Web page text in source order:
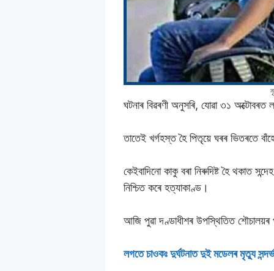
ঘটনাৰ বিৱৰণী অনুসৰি, যোৱা ৩১ অক্টোবৰত
তাতেই খৰ্গহস্ত হৈ পিতৃয়ে ঘৰৰ ভিতৰতে
কেইবাদিনো কাকু বৰা নিৰুদিষ্ট হৈ থকাত
নিশ্চিত কৰে হত্যাকাণ্ড।
আজি পুৱা দণ্ডাধীশৰ উপস্থিতিত শৌচালয়ৰ
লগতে চাওকঃ দুৰ্ঘটনাত দুই মডেলৰ মৃত্যু